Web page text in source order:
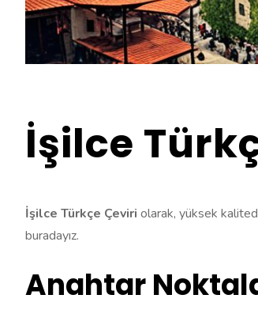
İşilce
İşilce Türkçe Çeviri olarak, yüksek
buradayız.
Anahtar